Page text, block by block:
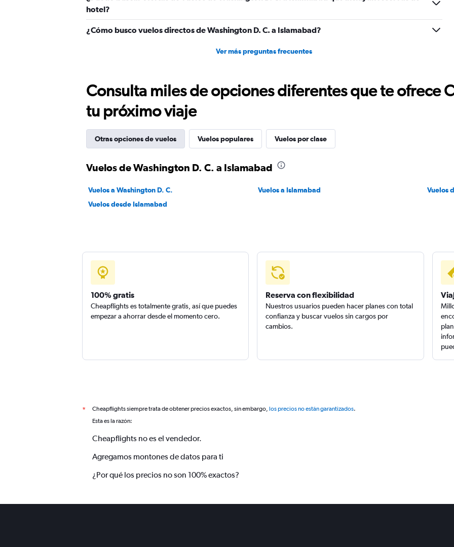
hotel?
¿Cómo busco vuelos directos de Washington D. C. a Islamabad?
Ver más preguntas frecuentes
Consulta miles de opciones diferentes que te ofrece
tu próximo viaje
Otras opciones de vuelos Vuelos populares Vuelos por clase
Vuelos de Washington D. C. a Islamabad
Vuelos a Washington D. C. Vuelos a Islamabad
Vuelos
Vuelos desde Islamabad
100% gratis
Cheapflights es totalmente gratis, así que puedes
empezar a ahorrar desde el momento cero.
Reserva con flexibilidad
Nuestros usuarios pueden hacer planes con total
confianza y buscar vuelos sin cargos por
cambios.
* Cheapflights siempre trata de obtener precios exactos, sin embargo, los precios no están garantizados.
Esta es la razón:
Cheapflights no es el vendedor.
Agregamos montones de datos para ti
¿Por qué los precios no son 100% exactos?